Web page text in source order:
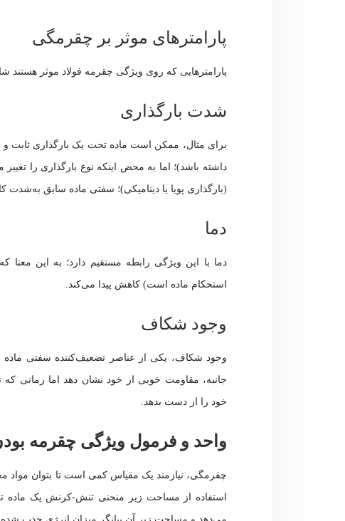
پارامترهای موثر بر چقرمگی
پارامترهایی که روی ویژگی چقرمه فولاد موثر هستند
شدت بارگذاری
داشته باشد)؛ اما به محض اینکه نوع بارگذاری را
(بارگذاری پویا یا دینامیکی)؛ سفتی ماده سابق به‌شدت
دما
دما با این ویژگی رابطه مستقیم دارد؛ به این
استحکام ماده است) کاهش پیدا می‌کند.
وجود شکاف
وجود شکاف، یکی از عناصر تضعیف‌کننده سفتی
جانبه، مقاومت خوبی از خود نشان دهد اما زمانی
خود را از دست بدهد.
واحد و فرمول ویژگی چقرمه
چقرمگی، نیازمند یک مقیاس کمی است تا بتوان مواد
استفاده از مساحت زیر منحنی تنش-کرنش یک ماده